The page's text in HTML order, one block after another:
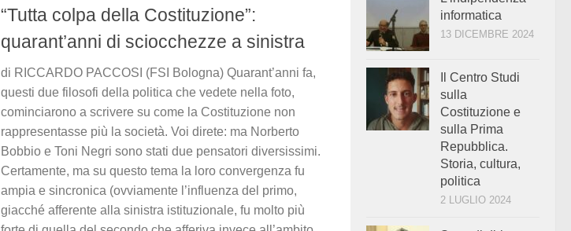
“Tutta colpa della Costituzione”:
quarant’anni di sciocchezze a sinistra
di RICCARDO PACCOSI (FSI Bologna) Quarant’anni fa,
questi due filosofi della politica che vedete nella foto,
cominciarono a scrivere su come la Costituzione non
rappresentasse più la società. Voi direte: ma Norberto
Bobbio e Toni Negri sono stati due pensatori diversissimi.
Certamente, ma su questo tema la loro convergenza fu
ampia e sincronica (ovviamente l’influenza del primo,
giacché afferente alla sinistra istituzionale, fu molto più
informatica
13 DICEMBRE 2024
Il Centro Studi
sulla
Costituzione e
sulla Prima
Repubblica.
Storia, cultura,
politica
2 LUGLIO 2024